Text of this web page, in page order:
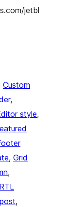
jetbl
Custom
style
, Grid
RTL